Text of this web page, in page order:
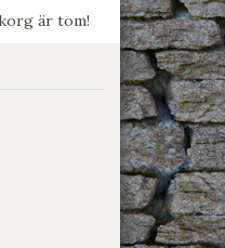
är tom!